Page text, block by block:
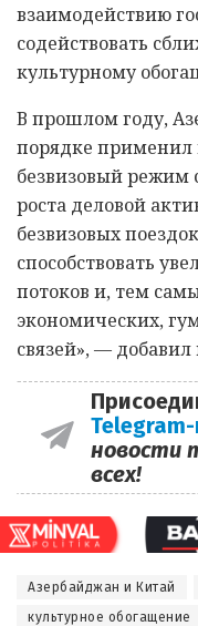
взаимодействию
содействовать
культурному
В прошлом году,
порядке
безвизовый режим
роста деловой
безвизовых
способствовать
потоков и, тем
экономических,
связей», —
новости
всех!
Азербайджан и Китай
культурное обогащение